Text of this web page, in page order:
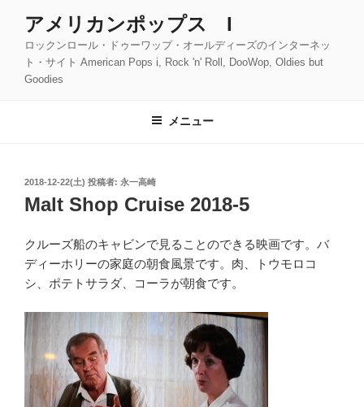
アメリカンポップス I
ロックンロール・ドゥーワップ・オールディーズのインターネッ
ト・サイト American Pops i, Rock 'n' Roll, DooWop, Oldies but
Goodies
メニュー
投
稿
日:
2018-12-22(土) 投稿者: 永一高崎
Malt Shop Cruise 2018-5
クルーズ船のキャビンで見ることのできる映画です。バ
ディーホリーの家庭の朝食風景です。肉、トウモロコ
シ、ポテトサラダ、コーラが朝食です。